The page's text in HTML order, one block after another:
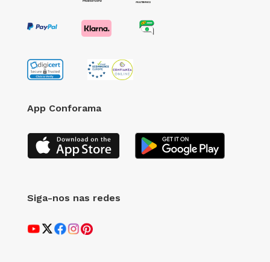
App Conforama
Siga-nos nas redes